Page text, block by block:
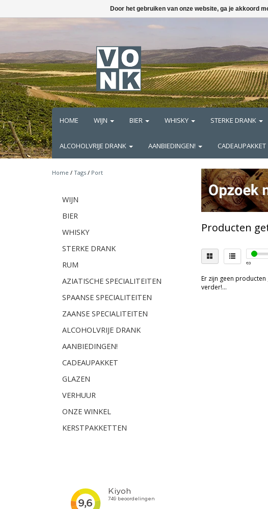
HOME WIJN BIER WHISKY STERKE DRANK
ALCOHOLVRIJE DRANK AANBIEDINGEN! CADEAUPAKKET
Home / Tags / Port
WIJN
BIER
WHISKY
STERKE DRANK
RUM
AZIATISCHE SPECIALITEITEN
SPAANSE SPECIALITEITEN
ZAANSE SPECIALITEITEN
ALCOHOLVRIJE DRANK
AANBIEDINGEN!
CADEAUPAKKET
GLAZEN
VERHUUR
ONZE WINKEL
KERSTPAKKETTEN
Producten
€0
Er zijn geen
verder!...
Door het gebruiken van onze website, ga je akkoord